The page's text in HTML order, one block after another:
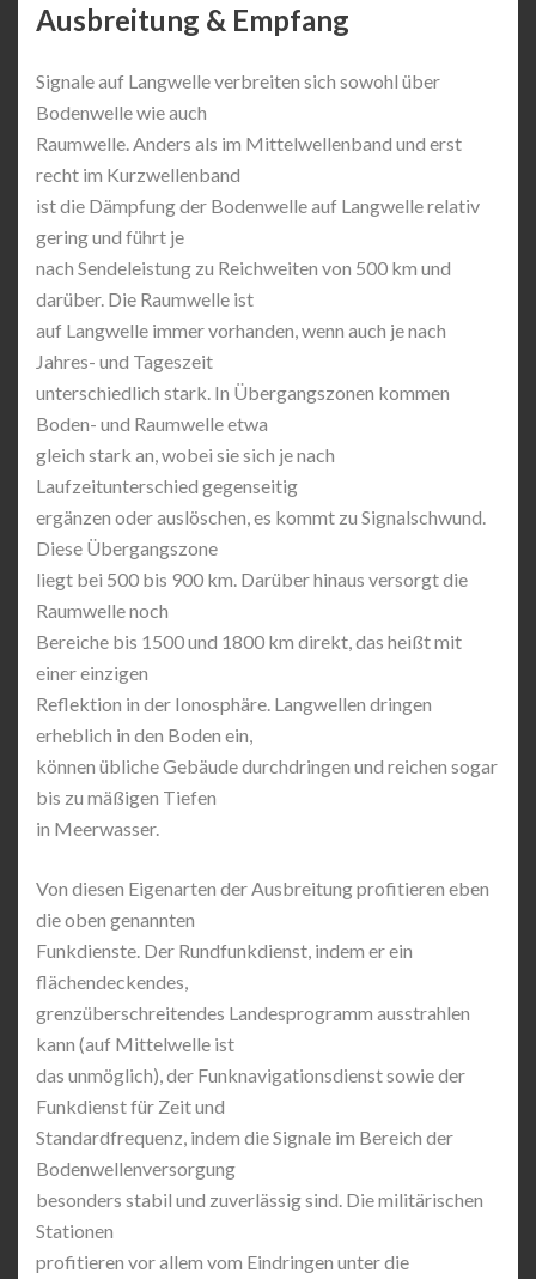
Ausbreitung & Empfang
Signale auf Langwelle verbreiten sich sowohl über
Bodenwelle wie auch
Raumwelle. Anders als im Mittelwellenband und erst
recht im Kurzwellenband
ist die Dämpfung der Bodenwelle auf Langwelle relativ
gering und führt je
nach Sendeleistung zu Reichweiten von 500 km und
darüber. Die Raumwelle ist
auf Langwelle immer vorhanden, wenn auch je nach
Jahres- und Tageszeit
unterschiedlich stark. In Übergangszonen kommen
Boden- und Raumwelle etwa
gleich stark an, wobei sie sich je nach
Laufzeitunterschied gegenseitig
ergänzen oder auslöschen, es kommt zu Signalschwund.
Diese Übergangszone
liegt bei 500 bis 900 km. Darüber hinaus versorgt die
Raumwelle noch
Bereiche bis 1500 und 1800 km direkt, das heißt mit
einer einzigen
Reflektion in der Ionosphäre. Langwellen dringen
erheblich in den Boden ein,
können übliche Gebäude durchdringen und reichen sogar
bis zu mäßigen Tiefen
in Meerwasser.
Von diesen Eigenarten der Ausbreitung profitieren eben
die oben genannten
Funkdienste. Der Rundfunkdienst, indem er ein
flächendeckendes,
grenzüberschreitendes Landesprogramm ausstrahlen
kann (auf Mittelwelle ist
das unmöglich), der Funknavigationsdienst sowie der
Funkdienst für Zeit und
Standardfrequenz, indem die Signale im Bereich der
Bodenwellenversorgung
besonders stabil und zuverlässig sind. Die militärischen
Stationen
profitieren vor allem vom Eindringen unter die